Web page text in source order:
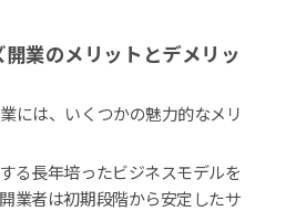
業のメリットとデメリッ
には、いくつかの魅力的なメリ
る長年培ったビジネスモデルを
業者は初期段階から安定したサ